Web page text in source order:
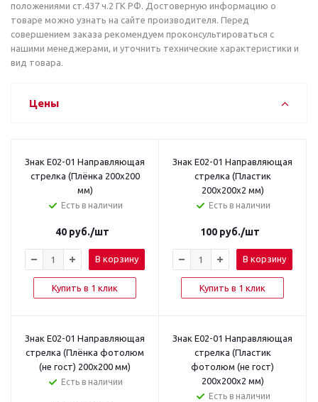
положениями ст.437 ч.2 ГК РФ. Достоверную информацию о
товаре можно узнать на сайте производителя. Перед
совершением заказа рекомендуем проконсультироваться с
нашими менеджерами, и уточнить технические характеристики и
вид товара.
Цены
Знак E02-01 Направляющая
стрелка (Плёнка 200x200
мм)
Есть в наличии
40 руб./шт
В корзину
Купить в 1 клик
Знак E02-01 Направляющая
стрелка (Пластик
200x200x2 мм)
Есть в наличии
100 руб./шт
В корзину
Купить в 1 клик
Знак E02-01 Направляющая
стрелка (Плёнка фотолюм
(не гост) 200х200 мм)
Есть в наличии
Знак E02-01 Направляющая
стрелка (Пластик
фотолюм (не гост)
200х200х2 мм)
Есть в наличии